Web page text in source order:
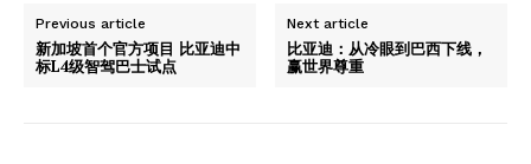
Previous article
新加坡首个官方项目 比亚迪中
标L4级智驾巴士试点
Next article
比亚迪：从冷眼到巴西下线，
赢世界尊重